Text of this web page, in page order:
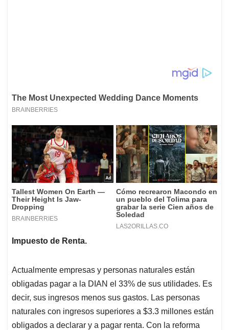
Impuesto de Renta.
Actualmente empresas y personas naturales están
obligadas pagar a la DIAN el 33% de sus utilidades. Es
decir, sus ingresos menos sus gastos. Las personas
naturales con ingresos superiores a $3.3 millones están
obligados a declarar y a pagar renta. Con la reforma